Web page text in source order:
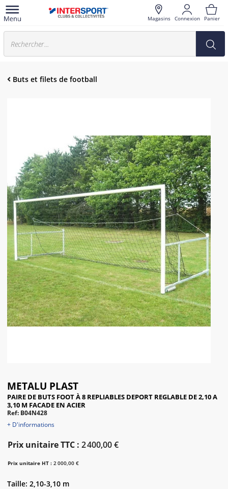
Magasins Connexion Panier
Buts et filets de football
METALU PLAST
PAIRE DE BUTS FOOT À 8 REPLIABLES DEPORT REGLABLE DE 2,10 A
3,10 M FACADE EN ACIER
Ref: B04N428
+ D'informations
Prix unitaire TTC : 2 400,00 €
Prix unitaire HT : 2 000,00 €
Taille: 2,10-3,10 m